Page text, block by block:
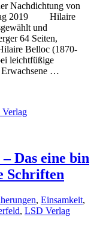
Nachdichtung von
2019 Hilaire
und
64 Seiten,
Belloc (1870-
leichtfüßige
Erwachsene …
Das eine bin
Schriften
, Einsamkeit,
, LSD Verlag